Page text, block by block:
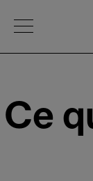
Open Menu
Ce